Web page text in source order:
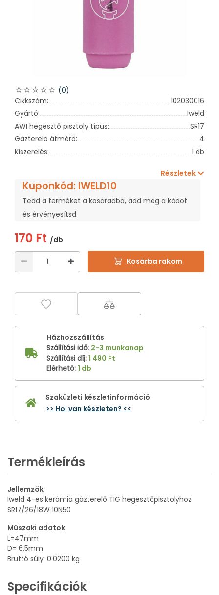
(0)
Cikkszám:
102030016
Gyártó:
Iweld
AWI hegesztő pisztoly típus:
SR17
Gázterelő átmérő:
4
Kiszerelés:
1 db
Részletek
Kuponkód: IWELD10
Tedd a terméket a kosaradba, add meg a kódot
és érvényesítsd.
170 Ft /db
Kosárba rakom
Házhozszállítás
Szállítási idő: 2-3 munkanap
Szállítási díj: 1 490 Ft
Elérhető: 1 db
Szaküzleti készletinformáció
>> Hol van készleten? <<
Termékleírás
Jellemzők
Iweld 4-es kerámia gázterelő TIG hegesztőpisztolyhoz
SR17/26/18W 10N50
Műszaki adatok
L=47mm
D= 6,5mm
Bruttó súly: 0.0200 kg
Specifikációk